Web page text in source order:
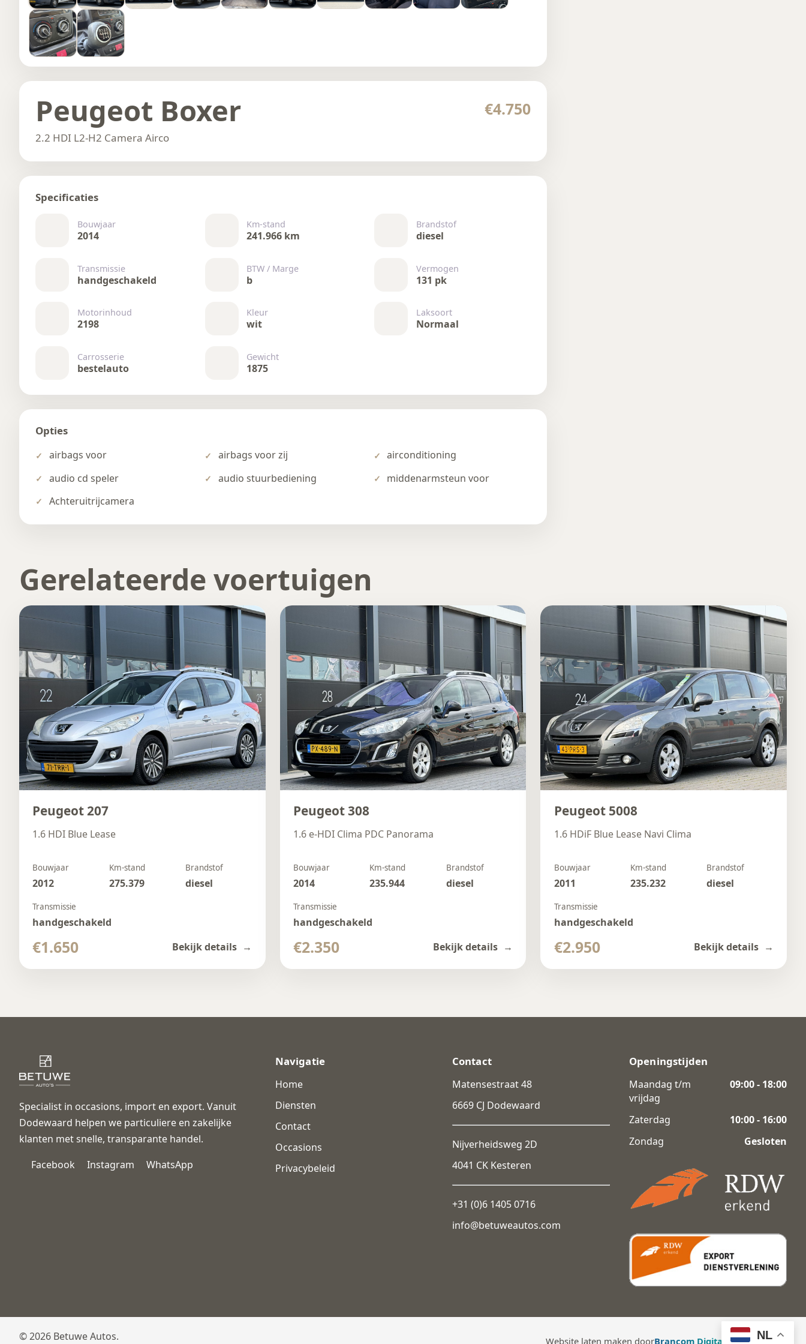
Peugeot Boxer
2.2 HDI L2-H2 Camera Airco
€4.750
Specificaties
Bouwjaar
2014
Km-stand
241.966 km
Brandstof
diesel
Transmissie
handgeschakeld
BTW / Marge
b
Vermogen
131 pk
Motorinhoud
2198
Kleur
wit
Laksoort
Normaal
Carrosserie
bestelauto
Gewicht
1875
Opties
airbags voor airbags voor zij
airconditioning
audio cd speler
audio stuurbediening
middenarmsteun voor
Achteruitrijcamera
Gerelateerde voertuigen
Peugeot 207
1.6 HDI Blue Lease
Bouwjaar
2012
Km-stand
275.379
Brandstof
diesel
Transmissie
handgeschakeld
€1.650 Bekijk details
Peugeot 308
1.6 e-HDI Clima PDC Panorama
Bouwjaar
2014
Km-stand
235.944
Brandstof
diesel
Transmissie
handgeschakeld
€2.350 Bekijk details
Peugeot 5008
1.6 HDiF Blue Lease Navi Clima
Bouwjaar
2011
Km-stand
235.232
Brandstof
diesel
Transmissie
handgeschakeld
€2.950 Bekijk details
Specialist in occasions, import en export. Vanuit
Dodewaard helpen we particuliere en zakelijke
klanten met snelle, transparante handel.
Facebook
Instagram WhatsApp
Navigatie
Home
Diensten
Contact
Occasions
Privacybeleid
Contact
Matensestraat 48
6669 CJ Dodewaard
Nijverheidsweg 2D
4041 CK Kesteren
+31 (0)6 1405 0716
info@betuweautos.com
Openingstijden
Maandag t/m
vrijdag
09:00 - 18:00
Zaterdag
10:00 - 16:00
Zondag
Gesloten
© 2026 Betuwe Autos. Website laten maken doorBrancom Digitale Oplossingen
NL